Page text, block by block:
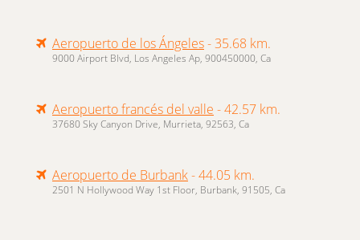
Aeropuerto de los Ángeles- 35.68 km.
9000 Airport Blvd, Los Angeles Ap, 900450000, Ca
Aeropuerto francés del valle - 42.57 km.
37680 Sky Canyon Drive, Murrieta, 92563, Ca
Aeropuerto de Burbank- 44.05 km.
2501 N Hollywood Way 1st Floor, Burbank, 91505, Ca